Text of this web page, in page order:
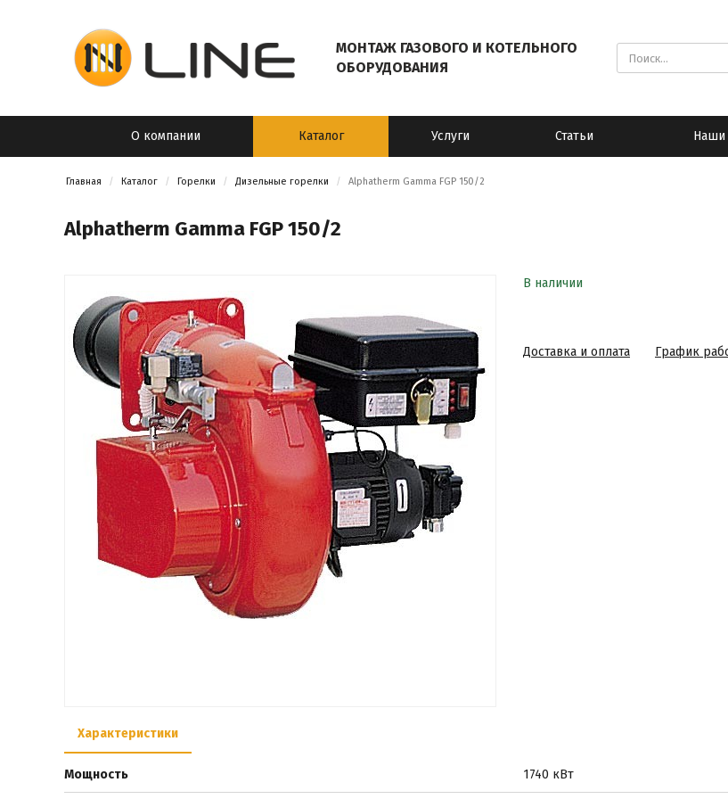
МОНТАЖ ГАЗОВОГО И КОТЕЛЬНОГО
ОБОРУДОВАНИЯ
О компании Каталог Услуги Статьи Наши
Главная Каталог Горелки Дизельные горелки Alphatherm Gamma FGP 150/2
Alphatherm Gamma FGP 150/2
В наличии
Доставка и оплата График
Характеристики
Мощность 1740 кВт